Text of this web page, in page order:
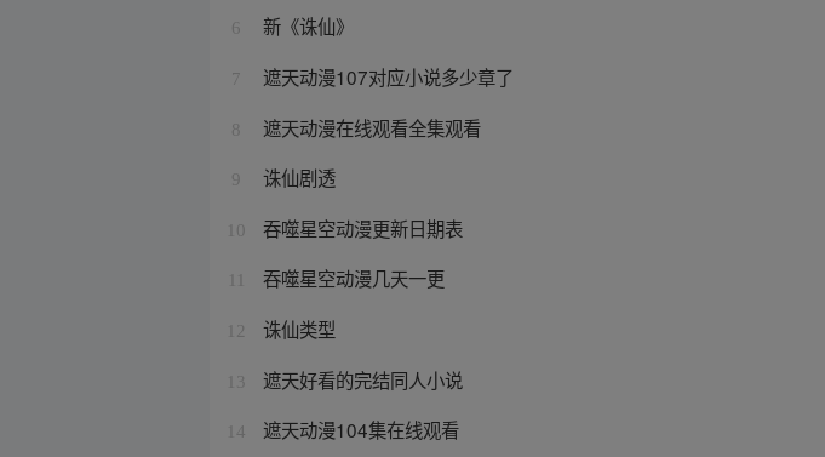
6 新《诛仙》
7 遮天动漫107对应小说多少章了
8 遮天动漫在线观看全集观看
9 诛仙剧透
10 吞噬星空动漫更新日期表
吞噬星空动漫几天一更
12 诛仙类型
13 遮天好看的完结同人小说
14 遮天动漫104集在线观看